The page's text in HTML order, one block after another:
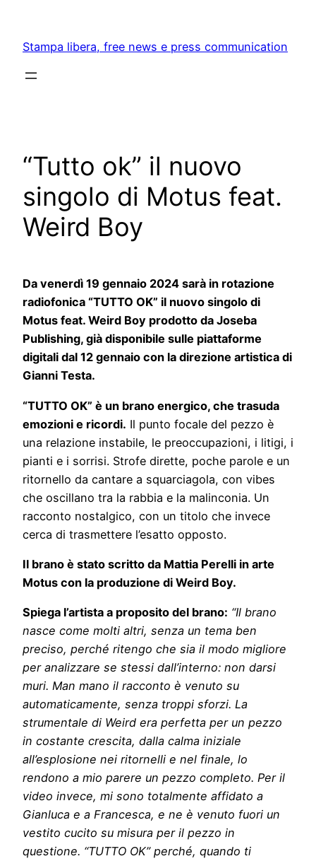
content
Stampa libera, free news e press communication
“Tutto ok” il nuovo
singolo di Motus feat.
Weird Boy
Da venerdì 19 gennaio 2024 sarà in rotazione
radiofonica “TUTTO OK” il nuovo singolo di
Motus feat. Weird Boy prodotto da Joseba
Publishing, già disponibile sulle piattaforme
digitali dal 12 gennaio con la direzione artistica di
Gianni Testa.
“TUTTO OK” è un brano energico, che trasuda
emozioni e ricordi. Il punto focale del pezzo è
una relazione instabile, le preoccupazioni, i litigi, i
pianti e i sorrisi. Strofe dirette, poche parole e un
ritornello da cantare a squarciagola, con vibes
che oscillano tra la rabbia e la malinconia. Un
racconto nostalgico, con un titolo che invece
cerca di trasmettere l’esatto opposto.
Il brano è stato scritto da Mattia Perelli in arte
Motus con la produzione di Weird Boy.
Spiega l’artista a proposito del brano: “Il brano
nasce come molti altri, senza un tema ben
preciso, perché ritengo che sia il modo migliore
per analizzare se stessi dall’interno: non darsi
muri. Man mano il racconto è venuto su
automaticamente, senza troppi sforzi. La
strumentale di Weird era perfetta per un pezzo
in costante crescita, dalla calma iniziale
all’esplosione nei ritornelli e nel finale, lo
rendono a mio parere un pezzo completo. Per il
video invece, mi sono totalmente affidato a
Gianluca e a Francesca, e ne è venuto fuori un
vestito cucito su misura per il pezzo in
questione. “TUTTO OK” perché, quando ti